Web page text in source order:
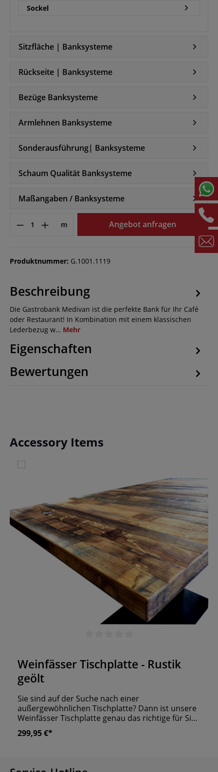
Sockel
Sitzfläche | Banksysteme
Rückseite | Banksysteme
Bezüge Banksysteme
Armlehnen Banksysteme
Sonderausführung| Banksysteme
Schaum Qualität Banksysteme
Maßangaben / Banksysteme
m Angebot anfragen
Produktnummer: G.1001.1119
Beschreibung
Die Gastrobank Medivan ist die perfekte Bank für Ihr Café
oder Restaurant! In Kombination mit einem klassischen
Lederbezug w… Mehr
Eigenschaften
Bewertungen
Produktgalerie überspringen
Accessory Items
Weinfässer Tischplatte - Rustik
geölt
Sie sind auf der Suche nach einer
außergewöhnlichen Tischplatte? Dann ist unsere
Weinfässer Tischplatte genau das richtige für Sie!
Die Massivholzplatte wurde in Handarbeit mit
Weinfässer Streben versehen und abschließend
unvergleichlichen Look ausmachen. Die
299,95 €*